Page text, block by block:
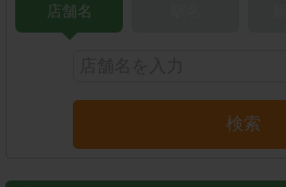
店舗名
検索